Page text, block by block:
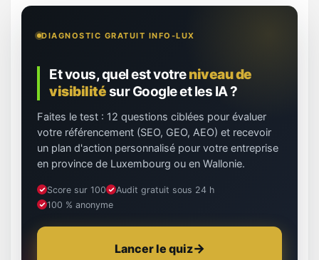
DIAGNOSTIC GRATUIT INFO-LUX
Et vous, quel est votreniveau de
visibilitésur Google et les IA ?
Faites le test : 12 questions ciblées pour évaluer
votre référencement (SEO, GEO, AEO) et recevoir
un plan d'action personnalisé pour votre entreprise
en province de Luxembourg ou en Wallonie.
Score sur 100
Audit gratuit sous 24 h
100 % anonyme
Lancer le quiz